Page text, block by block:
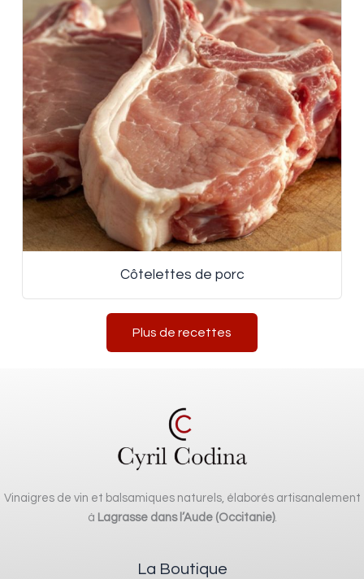
Côtelettes de porc
Plus de recettes
Vinaigres de vin et balsamiques naturels, élaborés artisanalement
à Lagrasse dans l’Aude (Occitanie).
La Boutique